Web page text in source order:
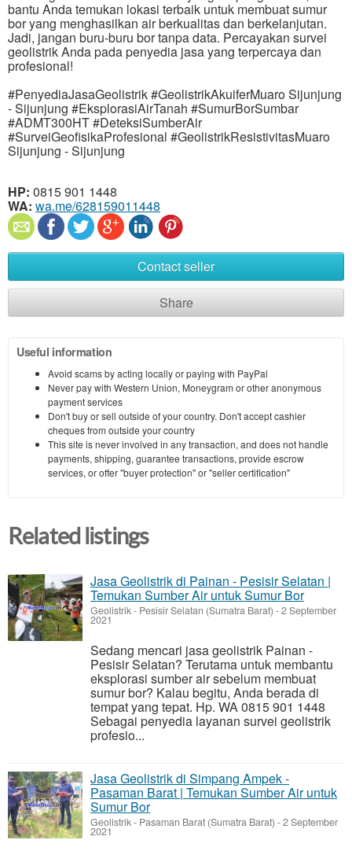
bantu Anda temukan lokasi terbaik untuk membuat sumur
bor yang menghasilkan air berkualitas dan berkelanjutan.
Jadi, jangan buru-buru bor tanpa data. Percayakan survei
geolistrik Anda pada penyedia jasa yang terpercaya dan
profesional!
#PenyediaJasaGeolistrik #GeolistrikAkuiferMuaro Sijunjung
- Sijunjung #EksplorasiAirTanah #SumurBorSumbar
#ADMT300HT #DeteksiSumberAir
#SurveiGeofisikaProfesional #GeolistrikResistivitasMuaro
Sijunjung - Sijunjung
HP: 0815 901 1448
WA: wa.me/628159011448
Contact seller
Share
Useful information
Avoid scams by acting locally or paying with PayPal
Never pay with Western Union, Moneygram or other anonymous
payment services
Don't buy or sell outside of your country. Don't accept cashier
cheques from outside your country
This site is never involved in any transaction, and does not handle
payments, shipping, guarantee transactions, provide escrow
services, or offer "buyer protection" or "seller certification"
Related listings
Jasa Geolistrik di Painan - Pesisir Selatan |
Temukan Sumber Air untuk Sumur Bor
Geolistrik- Pesisir Selatan (Sumatra Barat) -2 September
2021
Sedang mencari jasa geolistrik Painan -
Pesisir Selatan? Terutama untuk membantu
eksplorasi sumber air sebelum membuat
sumur bor? Kalau begitu, Anda berada di
tempat yang tepat. Hp. WA 0815 901 1448
Sebagai penyedia layanan survei geolistrik
profesio...
Jasa Geolistrik di Simpang Ampek -
Pasaman Barat | Temukan Sumber Air untuk
Sumur Bor
Geolistrik- Pasaman Barat (Sumatra Barat) -2 September
2021